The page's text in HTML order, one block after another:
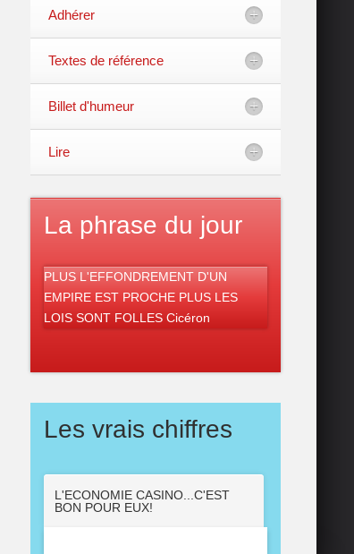
Adhérer
Textes de référence
Billet d'humeur
Lire
La phrase du jour
PLUS L'EFFONDREMENT D'UN
EMPIRE EST PROCHE PLUS LES
LOIS SONT FOLLES Cicéron
Les vrais chiffres
L'ECONOMIE CASINO...C'EST
BON POUR EUX!